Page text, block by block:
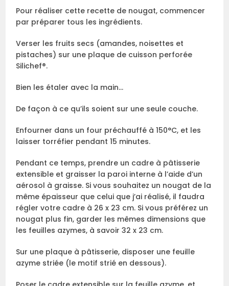
Pour réaliser cette recette de nougat, commencer
par préparer tous les ingrédients.
Verser les fruits secs (amandes, noisettes et
pistaches) sur une plaque de cuisson perforée
Silichef®.
Bien les étaler avec la main…
De façon à ce qu’ils soient sur une seule couche.
Enfourner dans un four préchauffé à 150°C, et les
laisser torréfier pendant 15 minutes.
Pendant ce temps, prendre un cadre à pâtisserie
extensible et graisser la paroi interne à l’aide d’un
aérosol à graisse. Si vous souhaitez un nougat de la
même épaisseur que celui que j’ai réalisé, il faudra
régler votre cadre à 26 x 23 cm. Si vous préférez un
nougat plus fin, garder les mêmes dimensions que
les feuilles azymes, à savoir 32 x 23 cm.
Sur une plaque à pâtisserie, disposer une feuille
azyme striée (le motif strié en dessous).